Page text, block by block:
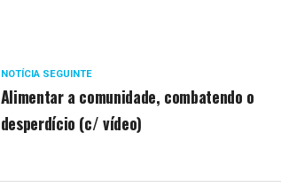
NOTÍCIA SEGUINTE
Alimentar a comunidade, combatendo o
desperdício (c/ vídeo)